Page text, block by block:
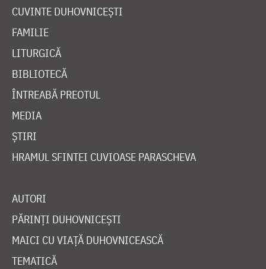
CUVINTE DUHOVNICEȘTI
FAMILIE
LITURGICĂ
BIBLIOTECĂ
ÎNTREABĂ PREOTUL
MEDIA
ȘTIRI
HRAMUL SFINTEI CUVIOASE PARASCHEVA
AUTORI
PĂRINȚI DUHOVNICEȘTI
MAICI CU VIAȚĂ DUHOVNICEASCĂ
TEMATICĂ